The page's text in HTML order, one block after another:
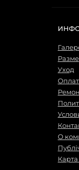
Уход
О
Карта